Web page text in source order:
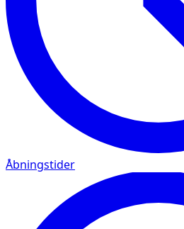
Åbningstider